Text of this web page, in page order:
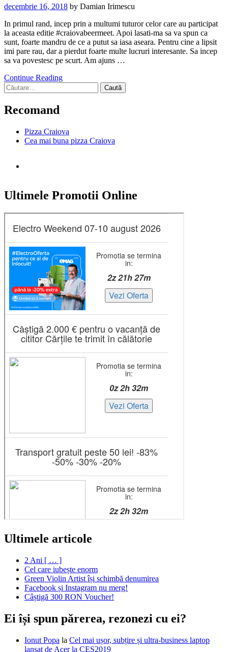
decembrie 16, 2018 by Damian Irimescu
In primul rand, incep prin a multumi tuturor celor care au participat
la aceasta editie #craiovabeermeet. Apoi lasati-ma sa va spun ca
sunt, foarte mandru de ce a putut sa iasa aseara. Pentru cine a lipsit
imi pare rau, dar a pierdut foarte multe lucruri interesante. Sa incep
sa va povestesc pe scurt. Am ajuns …
Continue Reading
Caută
după:
Recomand
Pizza Craiova
Cea mai buna pizza Craiova
Ultimele Promotii Online
Ultimele articole
2 Ani [ … ]
Cel care iubește enorm
Green Violin Artist își schimbă denumirea
Facebook și Instagram nu merg!
Câștigă 300 RON Voucher!
Ei își spun părerea, rezonezi cu ei?
Ionut Popa la Cel mai ușor, subțire și ultra-business laptop
lansat de Acer la CES2019